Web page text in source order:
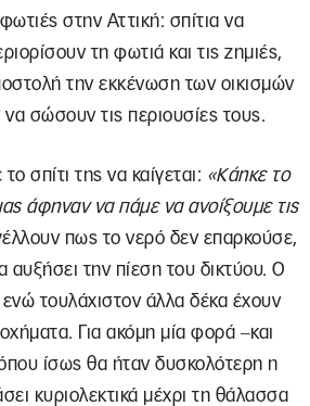
στην Αττική: σπίτια να
τη φωτιά και τις ζημιές,
την εκκένωση των οικισμών
σώσουν τις περιουσίες τους.
σπίτι της να καίγεται: «Κάηκε το
άφηναν να πάμε να ανοίξουμε τις
πως το νερό δεν επαρκούσε,
αυξήσει την πίεση του δικτύου. Ο
τουλάχιστον άλλα δέκα έχουν
Για ακόμη μία φορά ‒και
ίσως θα ήταν δυσκολότερη η
κυριολεκτικά μέχρι τη θάλασσα